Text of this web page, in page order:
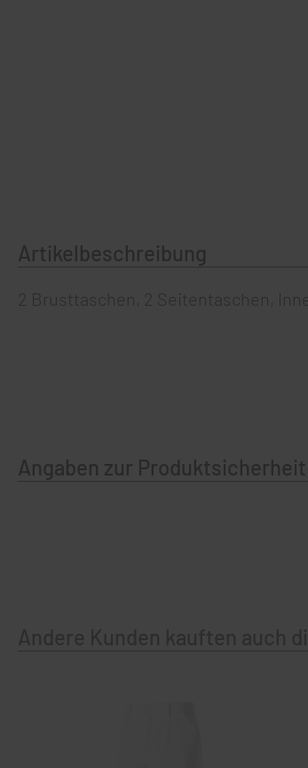
Artikelbeschreibung
2 Brusttaschen, 2 Seitentaschen,
Angaben zur